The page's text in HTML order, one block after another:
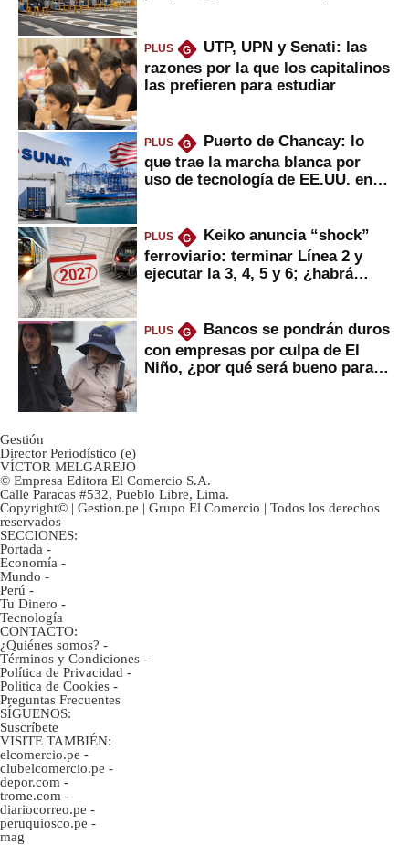
PLUS G
UTP, UPN y Senati: las
razones por la que los capitalinos
las prefieren para estudiar
PLUS G
Puerto de Chancay: lo
que trae la marcha blanca por
uso de tecnología de EE.UU. en
PLUS G
Keiko anuncia “shock”
ferroviario: terminar Línea 2 y
ejecutar la 3, 4, 5 y 6; ¿habrá
PLUS G
Bancos se pondrán duros
con empresas por culpa de El
Niño, ¿por qué será bueno para
Gestión
Director Periodístico (e)
VÍCTOR MELGAREJO
© Empresa Editora El Comercio S.A.
Calle Paracas #532, Pueblo Libre, Lima.
Copyright© | Gestion.pe | Grupo El Comercio | Todos los derechos
reservados
SECCIONES:
Portada -
Economía -
Mundo -
Perú -
Tu Dinero -
Tecnología
CONTACTO:
¿Quiénes somos? -
Términos y Condiciones -
Política de Privacidad -
Politica de Cookies -
Preguntas Frecuentes
SÍGUENOS:
Suscríbete
VISITE TAMBIÉN:
elcomercio.pe -
clubelcomercio.pe -
depor.com -
trome.com -
diariocorreo.pe -
peruquiosco.pe -
mag